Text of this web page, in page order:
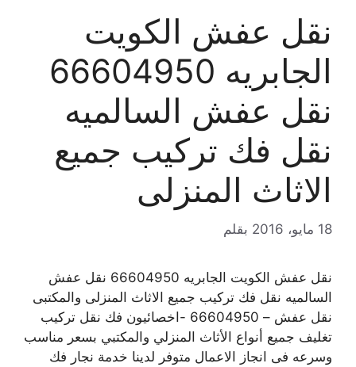
نقل عفش الكويت
الجابريه 66604950
نقل عفش السالميه
نقل فك تركيب جميع
الاثاث المنزلى
18 مايو، 2016 بقلم
نقل عفش الكويت الجابريه 66604950 نقل عفش
السالميه نقل فك تركيب جميع الاثاث المنزلى والمكتبى
نقل عفش – 66604950 -اخصائيون فك نقل تركيب
تغليف جميع أنواع الأثاث المنزلي والمكتبي بسعر مناسب
وسرعه فى انجاز الاعمال متوفر لدينا خدمة نجار فك